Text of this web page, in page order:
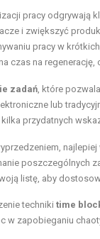
pracy odgrywają
i zwiększyć
pracy w
czas na
zadań , które
lub
przydatnych
najlepiej
poszczególnych
listę, aby
techniki time
w zapobieganiu